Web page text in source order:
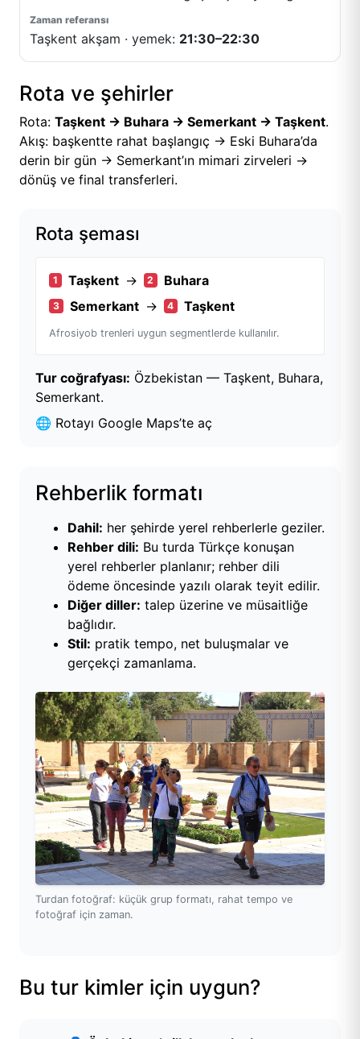
Taşkent akşam · yemek: 21:30–22:30
Rota ve şehirler
Rota: Taşkent → Buhara → Semerkant → Taşkent.
Akış: başkentte rahat başlangıç → Eski Buhara’da
derin bir gün → Semerkant’ın mimari zirveleri →
dönüş ve final transferleri.
Rota şeması
1 Taşkent → 2 Buhara
3 Semerkant → 4 Taşkent
Afrosiyob trenleri uygun segmentlerde kullanılır.
Tur coğrafyası: Özbekistan — Taşkent, Buhara,
Semerkant.
🌐 Rotayı Google Maps’te aç
Rehberlik formatı
Dahil: her şehirde yerel rehberlerle geziler.
Rehber dili: Bu turda Türkçe konuşan
yerel rehberler planlanır; rehber dili
ödeme öncesinde yazılı olarak teyit edilir.
Diğer diller: talep üzerine ve müsaitliğe
bağlıdır.
Stil: pratik tempo, net buluşmalar ve
gerçekçi zamanlama.
Turdan fotoğraf: küçük grup formatı, rahat tempo ve
fotoğraf için zaman.
Bu tur kimler için uygun?